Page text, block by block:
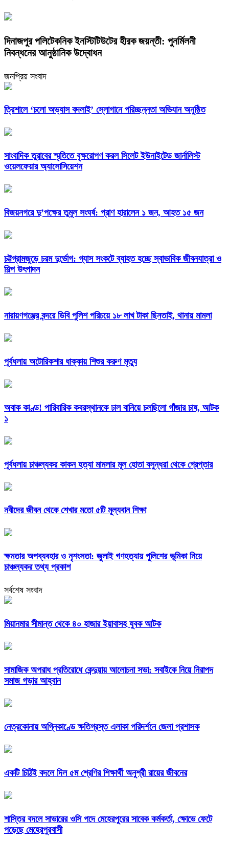
দিনাজপুর পলিটেকনিক ইনস্টিটিউটের হীরক জয়ন্তী: পুনর্মিলনী
নিবন্ধনের আনুষ্ঠানিক উদ্বোধন
জনপ্রিয় সংবাদ
‎ত্রিশালে ‘চলো অভ্যাস বদলাই’ স্লোগানে পরিচ্ছন্নতা অভিযান অনুষ্ঠিত
সাংবাদিক তুরাবের স্মৃতিতে বৃক্ষরোপণ করল সিলেট ইউনাইটেড জার্নালিস্ট
ওয়েলফেয়ার অ্যাসোসিয়েশন
বিজয়নগরে দু’পক্ষের তুমুল সংঘর্ষ: প্রাণ হারালেন ১ জন, আহত ১৫ জন
চট্টগ্রামজুড়ে চরম দুর্ভোগ: গ্যাস সংকটে ব্যাহত হচ্ছে স্বাভাবিক জীবনযাত্রা ও
শিল্প উৎপাদন
নারায়ণগঞ্জের বন্দরে ডিবি পুলিশ পরিচয়ে ১৮ লাখ টাকা ছিনতাই, থানায় মামলা
পূর্বধলায় অটোরিকশার ধাক্কায় শিশুর করুণ মৃত্যু
অবাক কাণ্ড! পারিবারিক কবরস্থানকে ঢাল বানিয়ে চলছিলো গাঁজার চাষ, আটক
১
পূর্বধলায় চাঞ্চল্যকর কাকন হত্যা মামলার মূল হোতা বসুন্ধরা থেকে গ্রেপ্তার
নবীদের জীবন থেকে শেখার মতো ৫টি মূল্যবান শিক্ষা
ক্ষমতার অপব্যবহার ও নৃশংসতা: জুলাই গণহত্যায় পুলিশের ভূমিকা নিয়ে
চাঞ্চল্যকর তথ্য প্রকাশ
সর্বশেষ সংবাদ
মিয়ানমার সীমান্ত থেকে ৪০ হাজার ইয়াবাসহ যুবক আটক
সামাজিক অপরাধ প্রতিরোধে কেন্দুয়ায় আলোচনা সভা: সবাইকে নিয়ে নিরাপদ
সমাজ গড়ার আহ্বান
নেত্রকোনায় অগ্নিকাণ্ডে ক্ষতিগ্রস্ত এলাকা পরিদর্শনে জেলা প্রশাসক
একটি চিঠিই বদলে দিল ৫ম শ্রেণির শিক্ষার্থী অনুশ্রী রায়ের জীবনের
শাস্তির বদলে সাভারের ওসি পদে মেহেরপুরের সাবেক কর্মকর্তা, ক্ষোভে ফেটে
পড়েছে মেহেরপুরবাসী